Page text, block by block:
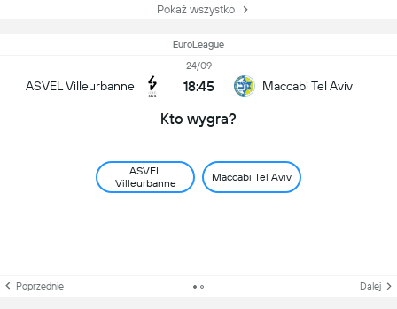
Pokaż wszystko
EuroLeague
ASVEL Villeurbanne
24/09
18:45 Maccabi Tel Aviv
Kto wygra?
ASVEL
Villeurbanne
Maccabi Tel Aviv
Poprzednie Dalej